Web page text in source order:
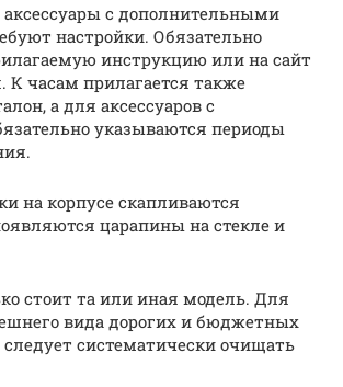
с дополнительными
настройки. Обязательно
инструкцию или на сайт
К часам прилагается также
а для аксессуаров с
указываются периоды
на корпусе скапливаются
царапины на стекле и
стоит та или иная модель. Для
вида дорогих и бюджетных
следует систематически очищать